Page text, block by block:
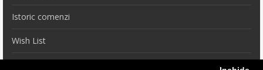
Istoric comenzi
Wish List